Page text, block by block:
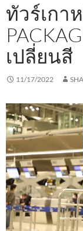
ทัวร์เกา
เปลี่ยนสี
11/17/2022